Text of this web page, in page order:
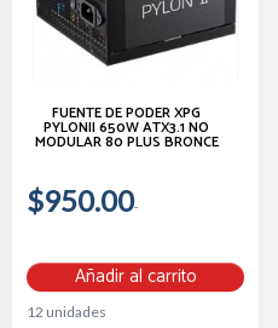
FUENTE DE PODER XPG
PYLONII 650W ATX3.1 NO
MODULAR 80 PLUS BRONCE
$950.00
Añadir al carrito
12 unidades